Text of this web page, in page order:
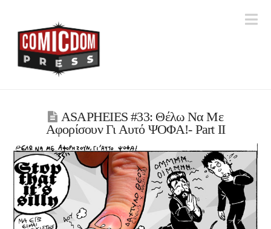
ASAPHEIES #33: Θέλω Nα Mε
Aφορίσουν Γι Αυτό ΨΟΦΑ!- Part IΙ